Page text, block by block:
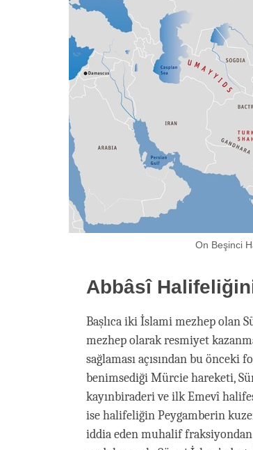
On Beşinci
Abbâsî
Başlıca iki İslami mezhep olan
mezhep olarak resmiyet
sağlaması açısından bu
benimsediği Mürcie hareketi,
kayınbiraderi ve ilk Emevî
ise halifeliğin Peygamberin
iddia eden muhalif